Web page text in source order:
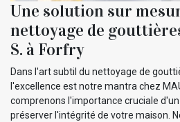
Une solution sur
nettoyage de
S. à Forfry
Dans l'art subtil du nettoyage de
l'excellence est notre mantra chez
comprenons l'importance cruciale
préserver l'intégrité de votre maison.